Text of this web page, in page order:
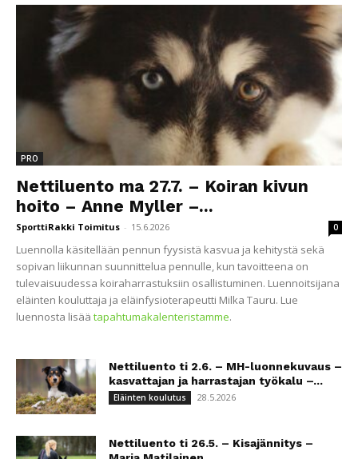
PRO
Nettiluento ma 27.7. – Koiran kivun
hoito – Anne Myller –...
SporttiRakki Toimitus - 15.6.2026 0
Luennolla käsitellään pennun fyysistä kasvua ja kehitystä sekä
sopivan liikunnan suunnittelua pennulle, kun tavoitteena on
tulevaisuudessa koiraharrastuksiin osallistuminen. Luennoitsijana
eläinten kouluttaja ja eläinfysioterapeutti Milka Tauru. Lue
luennosta lisää tapahtumakalenteristamme.
Nettiluento ti 2.6. – MH-luonnekuvaus –
kasvattajan ja harrastajan työkalu –...
Eläinten koulutus 28.5.2026
Nettiluento ti 26.5. – Kisajännitys –